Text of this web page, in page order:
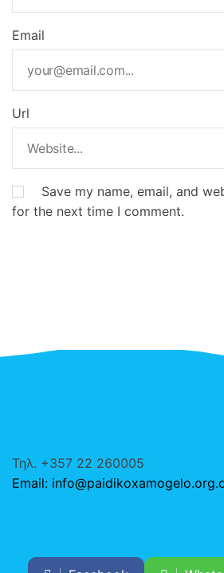
Email
Url
Save my name, email, and
for the next time I comment.
Τηλ. +357 22 260005
Email: